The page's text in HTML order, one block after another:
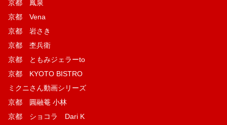
京都 鳳泉
京都 Vena
京都 岩さき
京都 杢兵衛
京都 ともみジェラーto
京都 KYOTO BISTRO
ミクニさん動画シリーズ
京都 圓融菴 小林
京都 ショコラ Dari K